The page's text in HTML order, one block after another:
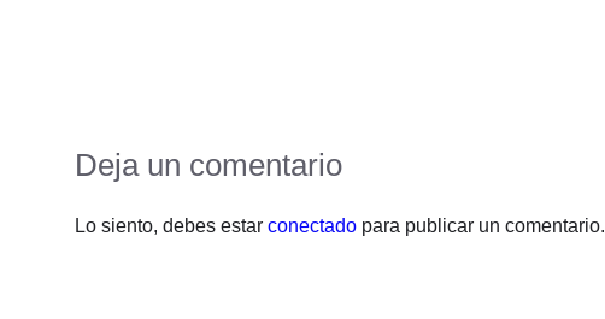
Deja un comentario
Lo siento, debes estar conectado para publicar un comentario.